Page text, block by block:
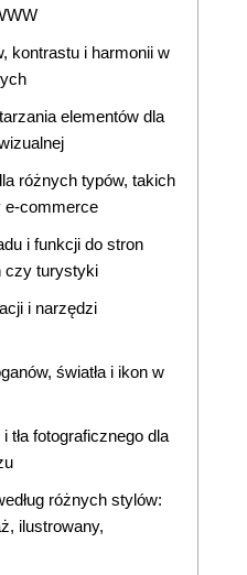
kontrastu i harmonii w
elementów dla
różnych typów, takich
e-commerce
i funkcji do stron
czy turystyki
i narzędzi
światła i ikon w
tła fotograficznego dla
różnych stylów:
ilustrowany,